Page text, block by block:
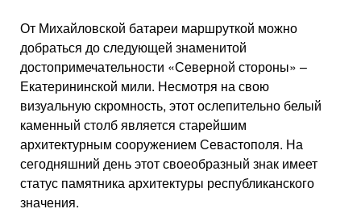
От Михайловской батареи маршруткой можно
добраться до следующей знаменитой
достопримечательности «Северной стороны» –
Екатерининской мили. Несмотря на свою
визуальную скромность, этот ослепительно белый
каменный столб является старейшим
архитектурным сооружением Севастополя. На
сегодняшний день этот своеобразный знак имеет
статус памятника архитектуры республиканского
значения.